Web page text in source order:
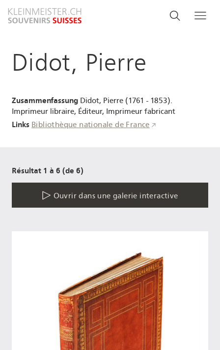
au
Search
Rechercher
Didot, Pierre
Zusammenfassung Didot, Pierre (1761 - 1853).
Imprimeur libraire, Éditeur, Imprimeur fabricant
Links Bibliothèque nationale de France
Résultat 1 à 6 (de 6)
Ouvrir dans une galerie interactive